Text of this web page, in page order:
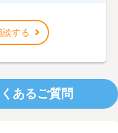
する
あるご質問